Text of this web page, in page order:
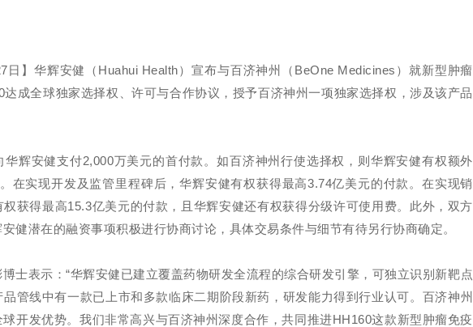
日】华辉安健（Huahui Health）宣布与百济神州（BeOne Medicines）就新型肿瘤
成全球独家选择权、许可与合作协议，授予百济神州一项独家选择权，涉及该产品
辉安健支付2,000万美元的首付款。如百济神州行使选择权，则华辉安健有权额外
在实现开发及监管里程碑后，华辉安健有权获得最高3.74亿美元的付款。在实现销
获得最高15.3亿美元的付款，且华辉安健还有权获得分级许可使用费。此外，双方
健潜在的融资事项积极进行协商讨论，具体交易条件与细节有待另行协商确定。
士表示：“华辉安健已建立覆盖药物研发全流程的综合研发引擎，可独立识别新靶点
管线中有一款已上市和多款临床二期阶段新药，研发能力得到行业认可。百济神州
开发优势。我们非常高兴与百济神州深度合作，共同推进HH160这款新型肿瘤免疫